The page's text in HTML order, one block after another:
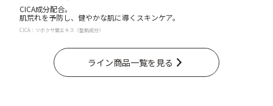
CICA成分配合。
肌荒れを予防し、健やかな肌に導くスキンケア。
CICA：ツボクサ葉エキス（整肌成分）
ライン商品一覧を見る